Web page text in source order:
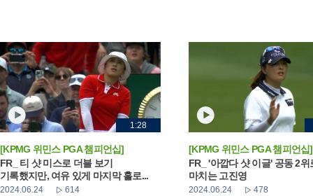
1:28
[KPMG 위민스 PGA 챔피언십]
FR_ 티 샷 미스로 더블 보기
기록했지만, 여유 있게 마지막 홀로...
2024.06.24 614
[KPMG 위민스 PGA 챔피언십]
FR_ '아깝다 샷 이글' 공동 2위
마치는 고진영
2024.06.24 478